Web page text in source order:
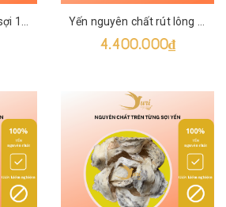
4.400.000₫